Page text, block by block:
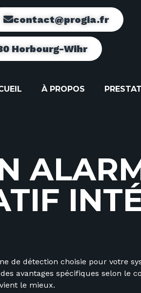
contact@progia.fr
Horbourg-Wihr
À PROPOS
ALAR
TIF INT
de détection choisie pour votre
avantages spécifiques selon le
le mieux.